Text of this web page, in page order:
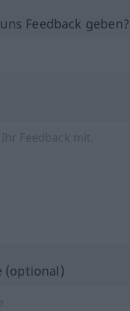
Feedback
(optional)